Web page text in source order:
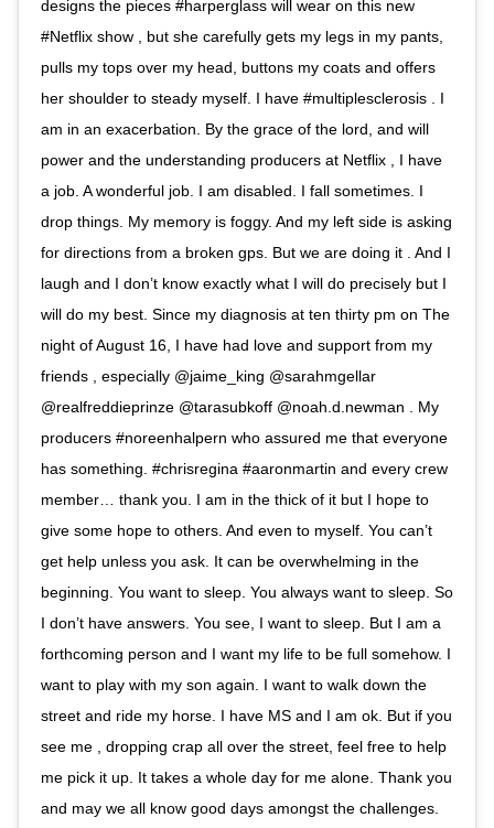
designs the pieces #harperglass will wear on this new
#Netflix show , but she carefully gets my legs in my pants,
pulls my tops over my head, buttons my coats and offers
her shoulder to steady myself. I have #multiplesclerosis . I
am in an exacerbation. By the grace of the lord, and will
power and the understanding producers at Netflix , I have
a job. A wonderful job. I am disabled. I fall sometimes. I
drop things. My memory is foggy. And my left side is asking
for directions from a broken gps. But we are doing it . And I
laugh and I don’t know exactly what I will do precisely but I
will do my best. Since my diagnosis at ten thirty pm on The
night of August 16, I have had love and support from my
friends , especially @jaime_king @sarahmgellar
@realfreddieprinze @tarasubkoff @noah.d.newman . My
producers #noreenhalpern who assured me that everyone
has something. #chrisregina #aaronmartin and every crew
member… thank you. I am in the thick of it but I hope to
give some hope to others. And even to myself. You can’t
get help unless you ask. It can be overwhelming in the
beginning. You want to sleep. You always want to sleep. So
I don’t have answers. You see, I want to sleep. But I am a
forthcoming person and I want my life to be full somehow. I
want to play with my son again. I want to walk down the
street and ride my horse. I have MS and I am ok. But if you
see me , dropping crap all over the street, feel free to help
me pick it up. It takes a whole day for me alone. Thank you
and may we all know good days amongst the challenges.